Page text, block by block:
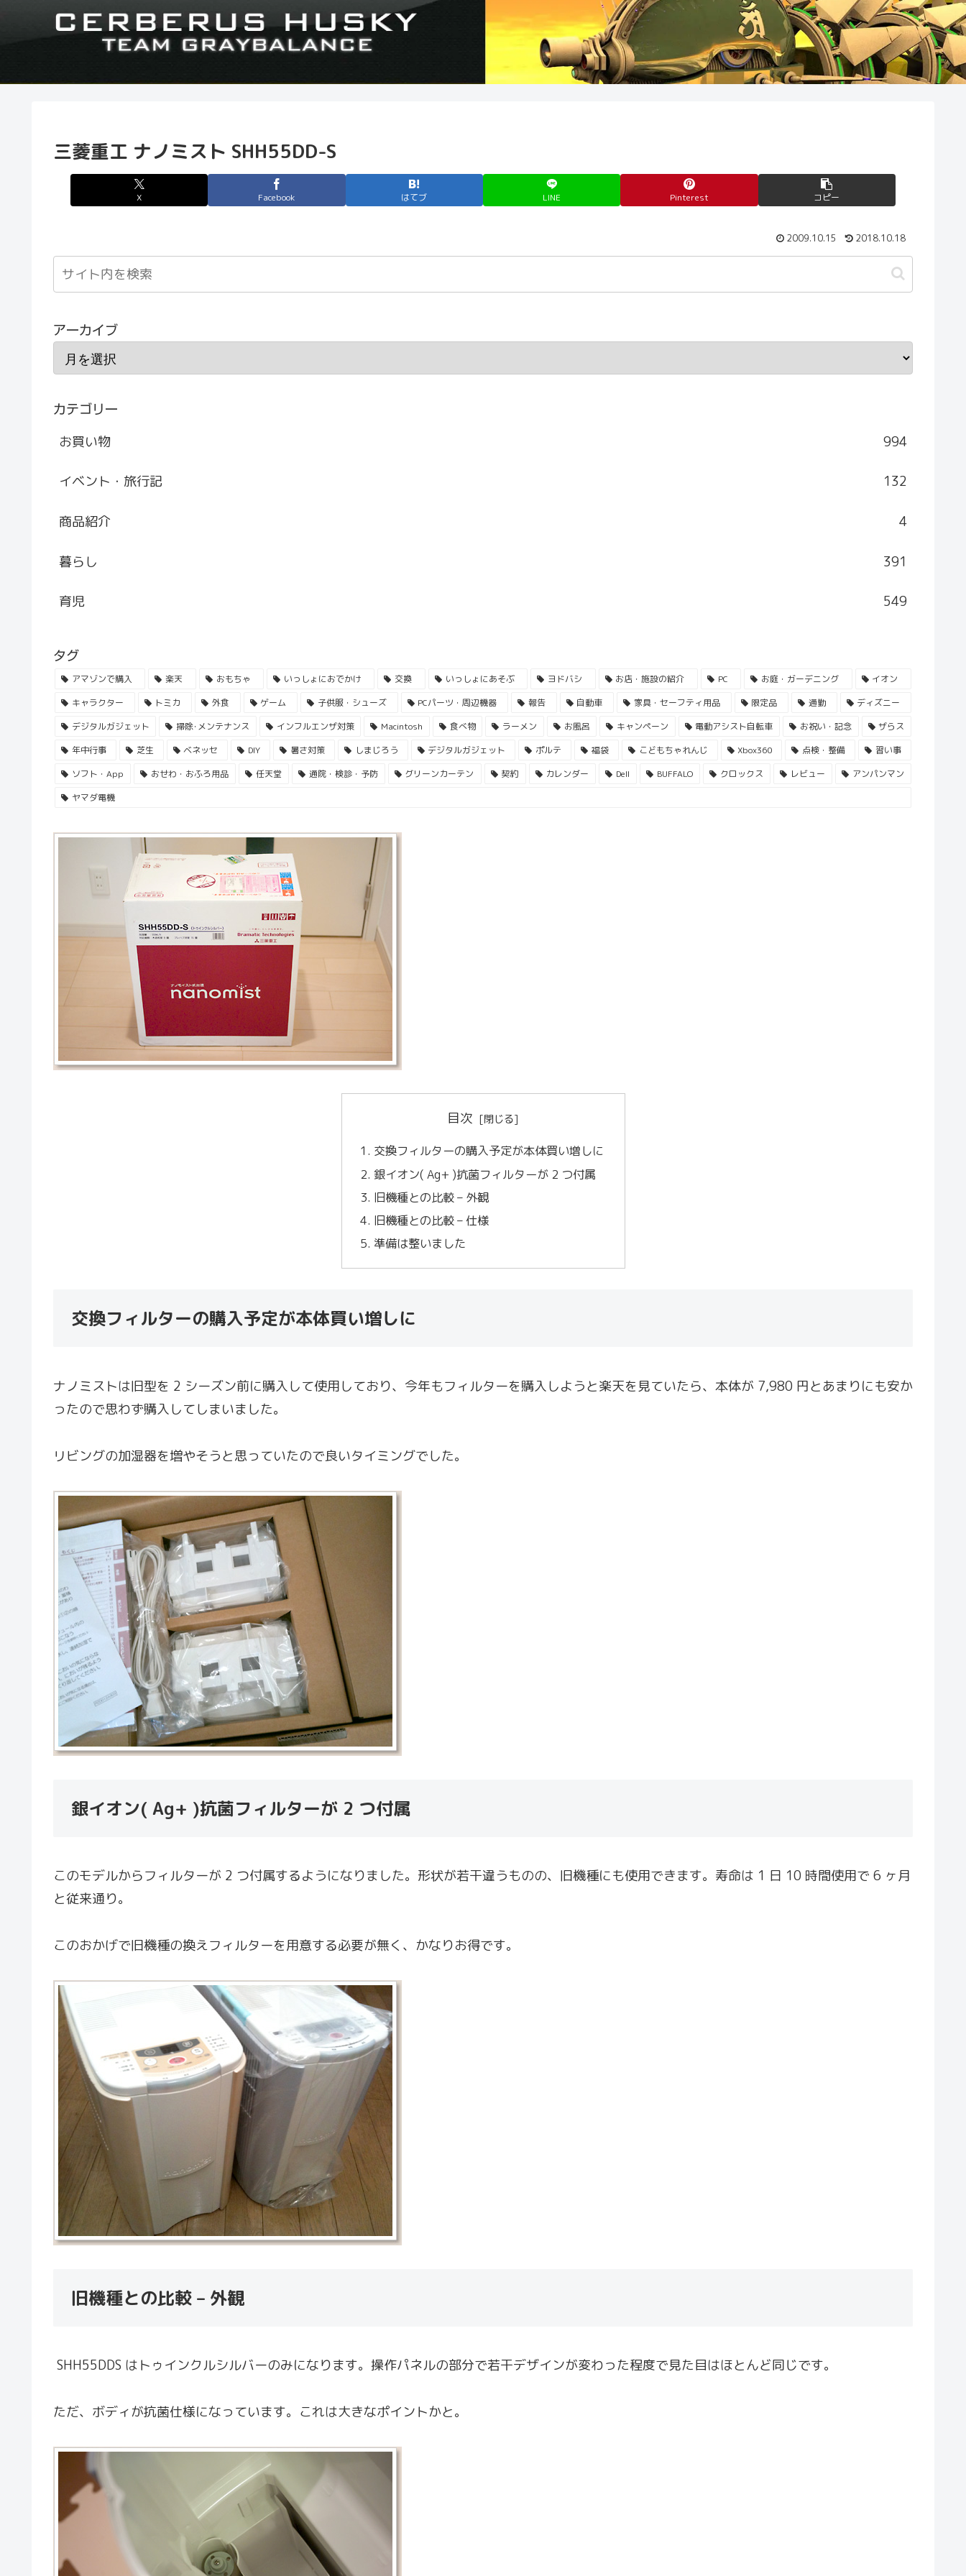
三菱重工 ナノミスト SHH55DD-S
X Facebook はてブ LINE Pinterest コピー
2009.10.15 2018.10.18
アーカイブ
カテゴリー
お買い物 994
イベント・旅行記 132
商品紹介 4
暮らし 391
育児 549
タグ
アマゾンで購入 楽天 おもちゃ いっしょにおでかけ 交換 いっしょにあそぶ ヨドバシ お店・施設の紹介 PC お庭・ガーデニング
イオン
キャラクター
トミカ 外食 ゲーム 子供服・シューズ PCパーツ・周辺機器 報告 自動車 家具・セーフティ用品 限定品 通勤
ディズニー
デジタルガジェット
掃除･メンテナンス インフルエンザ対策 Macintosh 食べ物 ラーメン お風呂 キャンペーン 電動アシスト自転車 お祝い・記念
ザらス
年中行事
芝生 ベネッセ DIY 暑さ対策 しまじろう デジタルガジェット ポルテ 福袋 こどもちゃれんじ Xbox360 点検・整備
習い事
ソフト・App
おせわ・おふろ用品 任天堂 通院・検診・予防 グリーンカーテン 契約 カレンダー Dell BUFFALO クロックス レビュー
アンパンマン
ヤマダ電機
目次
交換フィルターの購入予定が本体買い増しに
銀イオン( Ag+ )抗菌フィルターが 2 つ付属
旧機種との比較 – 外観
旧機種との比較 – 仕様
準備は整いました
交換フィルターの購入予定が本体買い増しに
ナノミストは旧型を 2 シーズン前に購入して使用しており、今年もフィルターを購入しようと楽天を見ていたら、本体が 7,980 円とあまりにも安か
ったので思わず購入してしまいました。
リビングの加湿器を増やそうと思っていたので良いタイミングでした。
銀イオン( Ag+ )抗菌フィルターが 2 つ付属
このモデルからフィルターが 2 つ付属するようになりました。形状が若干違うものの、旧機種にも使用できます。寿命は 1 日 10 時間使用で 6 ヶ月
と従来通り。
このおかげで旧機種の換えフィルターを用意する必要が無く、かなりお得です。
旧機種との比較 – 外観
SHH55DDS はトゥインクルシルバーのみになります。操作パネルの部分で若干デザインが変わった程度で見た目はほとんど同じです。
ただ、ボディが抗菌仕様になっています。これは大きなポイントかと。